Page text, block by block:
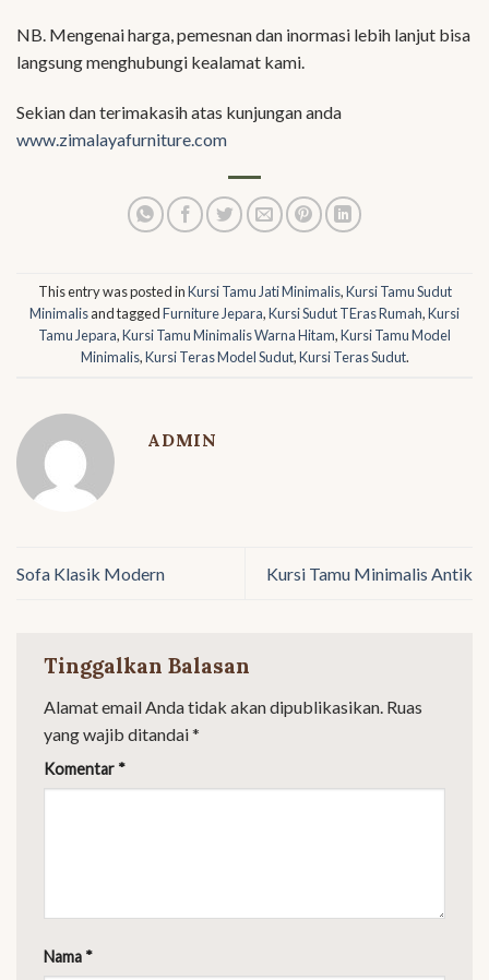
NB. Mengenai harga, pemesnan dan inormasi lebih lanjut bisa
langsung menghubungi kealamat kami.
Sekian dan terimakasih atas kunjungan anda
www.zimalayafurniture.com
This entry was posted inKursi Tamu Jati Minimalis,Kursi Tamu Sudut
Minimalisand taggedFurniture Jepara,Kursi Sudut TEras Rumah,Kursi
Tamu Jepara,Kursi Tamu Minimalis Warna Hitam,Kursi Tamu Model
Minimalis,Kursi Teras Model Sudut,Kursi Teras Sudut.
ADMIN
Sofa Klasik Modern Kursi Tamu Minimalis Antik
Tinggalkan Balasan
Alamat email Anda tidak akan dipublikasikan. Ruas
yang wajib ditandai*
Komentar *
Nama *